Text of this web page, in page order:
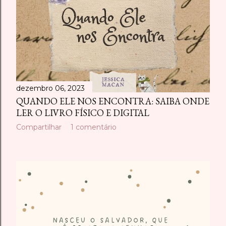
dezembro 06, 2023
QUANDO ELE NOS ENCONTRA: SAIBA ONDE
LER O LIVRO FÍSICO E DIGITAL
Compartilhar 1 comentário